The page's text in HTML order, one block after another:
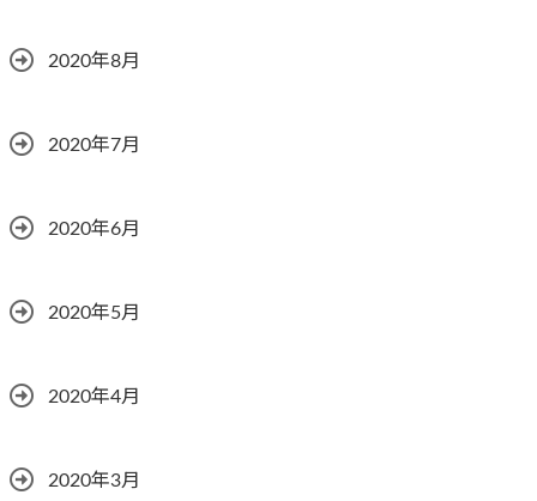
2020年8月
2020年7月
2020年6月
2020年5月
2020年4月
2020年3月